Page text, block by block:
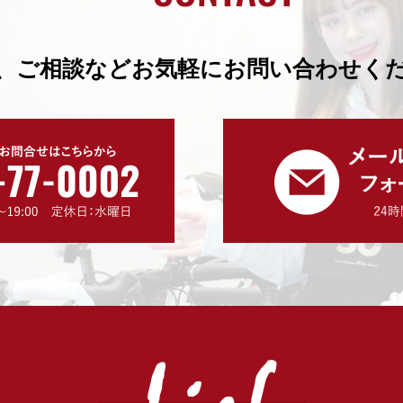
ご相談などお気軽にお問い合わせく